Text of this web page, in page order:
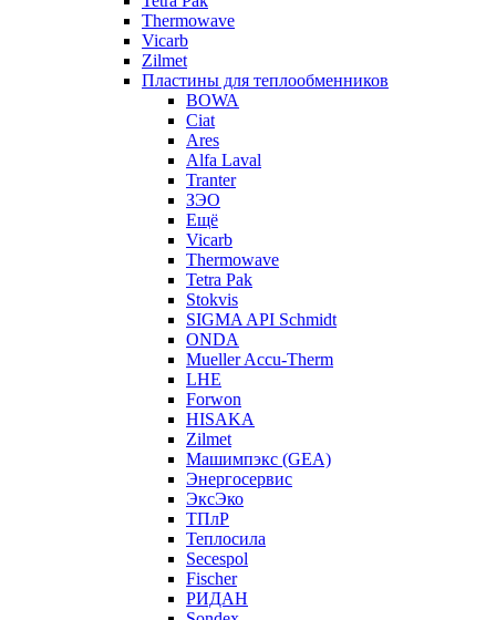
Thermowave
Vicarb
Zilmet
Пластины для теплообменников
BOWA
Ciat
Ares
Alfa Laval
Tranter
ЗЭО
Ещё
Vicarb
Thermowave
Tetra Pak
Stokvis
SIGMA API Schmidt
ONDA
Mueller Accu-Therm
LHE
Forwon
HISAKA
Zilmet
Машимпэкс (GEA)
Энергосервис
ЭксЭко
ТПлР
Теплосила
Secespol
Fischer
РИДАН